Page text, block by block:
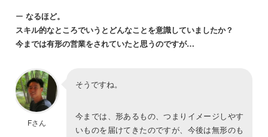
ー なるほど。
スキル的なところでいうとどんなことを意識していましたか？
今までは有形の営業をされていたと思うのですが…
Fさん
そうですね。
今までは、形あるもの、つまりイメージしやす
いものを届けてきたのですが、今後は無形のも